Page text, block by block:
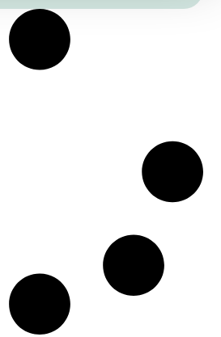
Simon Sommerhalder
Willmann (clarinette), Luis
et Clément
(cor) restituent les motifs de